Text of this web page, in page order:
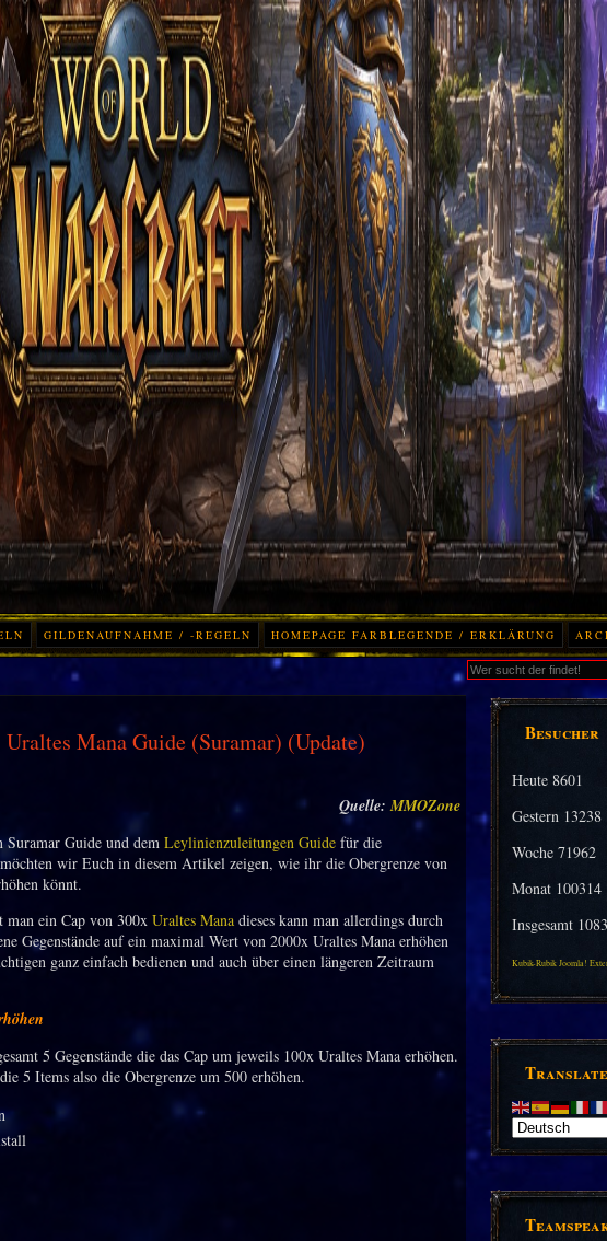
GILDENAUFNAHME / -REGELN HOMEPAGE FARBLEGENDE / ERKLÄRUNG
Besucher
Heute8601
Gestern 13238
Woche71962
Monat 100314
Insgesamt
Kubik-Rubik Joomla!
Mana Guide (Suramar) (Update)
Quelle:MMOZone
Suramar Guide und dem Leylinienzuleitungen Guidefür die
wir Euch in diesem Artikel zeigen, wie ihr die Obergrenze von
könnt.
ein Cap von 300x Uraltes Manadieses kann man allerdings durch
Gegenstände auf ein maximal Wert von 2000x Uraltes Mana erhöhen
ganz einfach bedienen und auch über einen längeren Zeitraum
5 Gegenstände die das Cap um jeweils 100x Uraltes Mana erhöhen.
5 Items also die Obergrenze um 500 erhöhen.